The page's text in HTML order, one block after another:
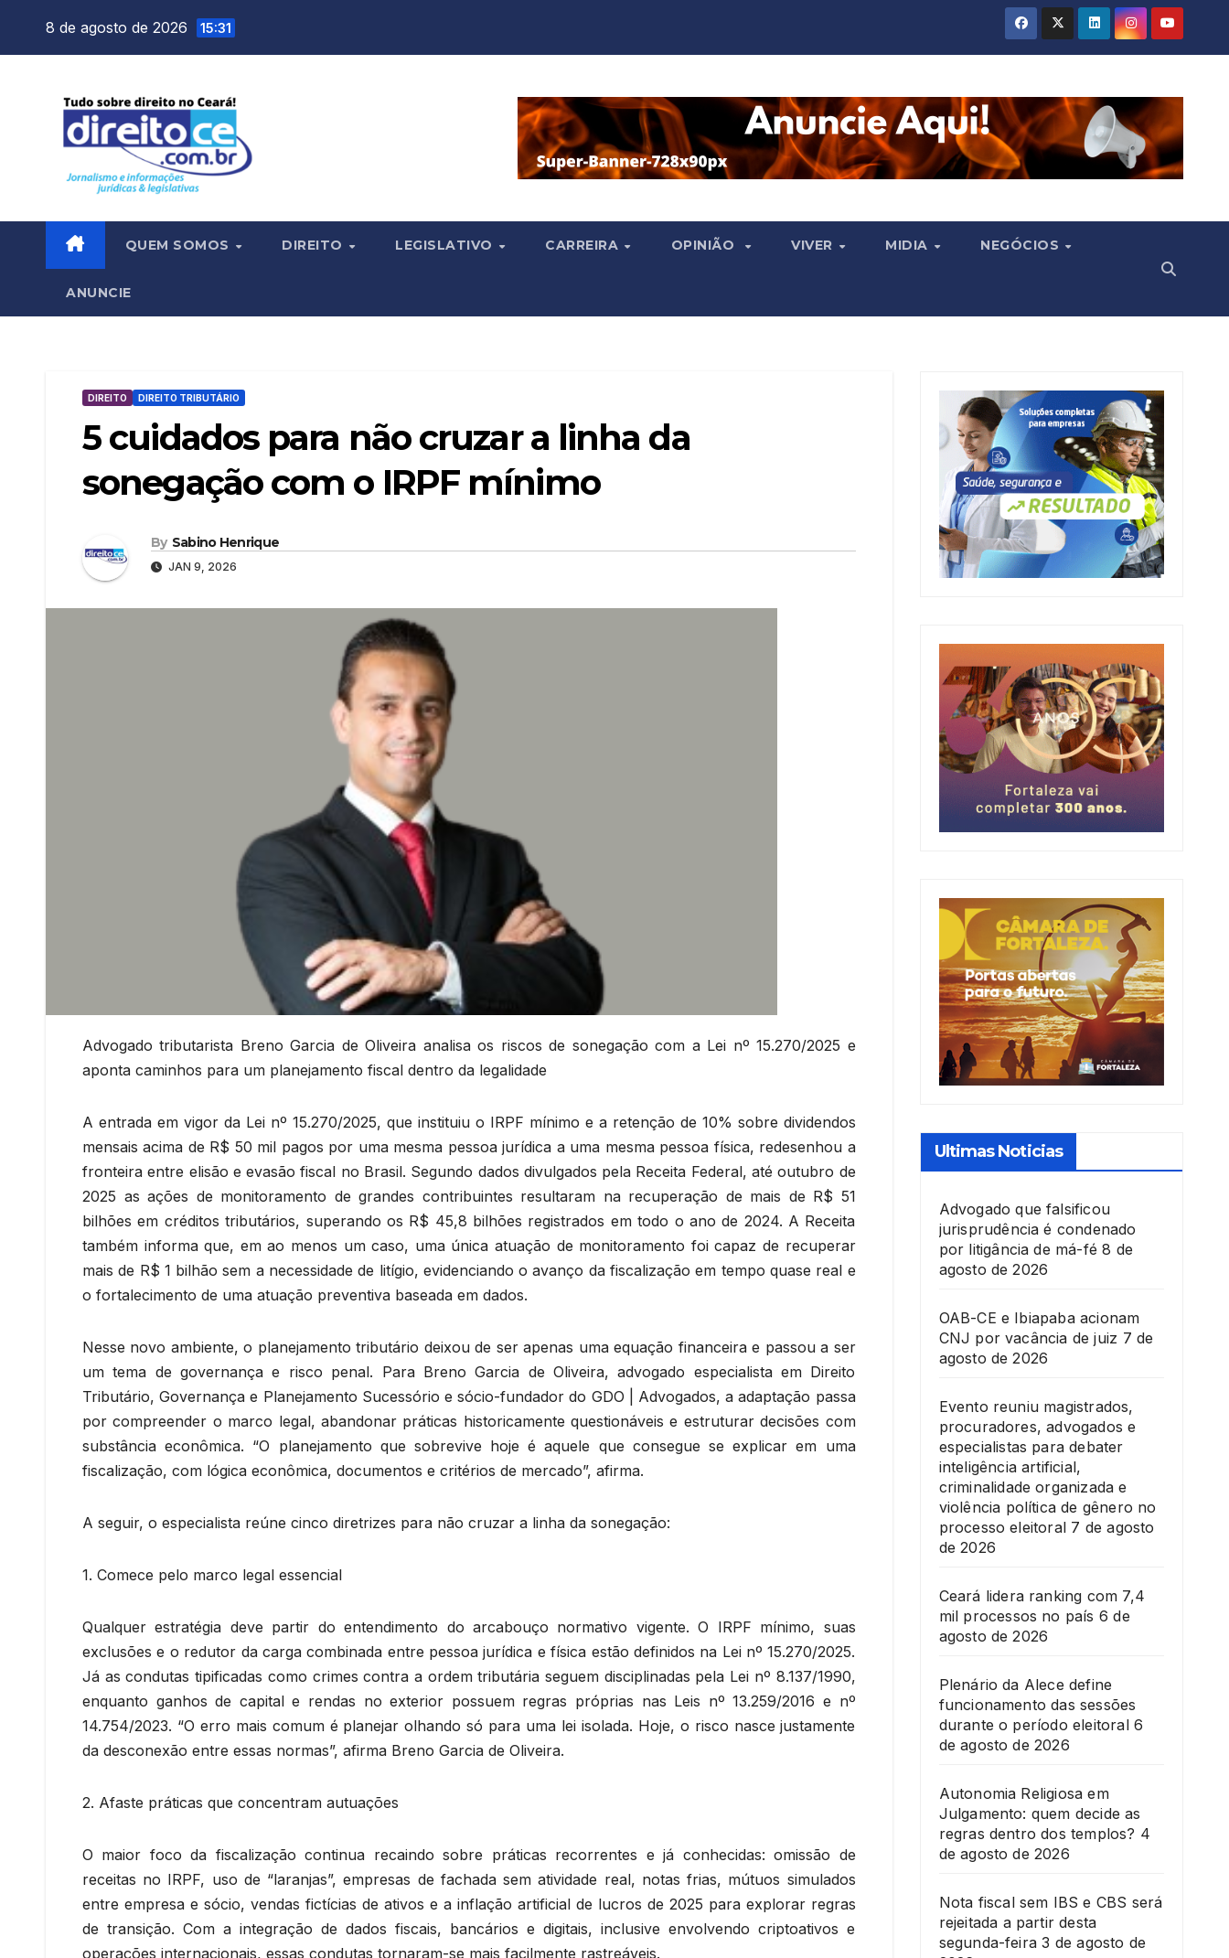
8 de agosto de 2026 15:31
QUEM SOMOS DIREITO LEGISLATIVO CARREIRA OPINIÃO VIVER MIDIA NEGÓCIOS
ANUNCIE
DIREITO DIREITO TRIBUTÁRIO
5 cuidados para não cruzar a linha da
sonegação com o IRPF mínimo
By Sabino Henrique
JAN 9, 2026
Advogado tributarista Breno Garcia de Oliveira analisa os riscos de sonegação com a Lei nº 15.270/2025 e
aponta caminhos para um planejamento fiscal dentro da legalidade
A entrada em vigor da Lei nº 15.270/2025, que instituiu o IRPF mínimo e a retenção de 10% sobre dividendos
mensais acima de R$ 50 mil pagos por uma mesma pessoa jurídica a uma mesma pessoa física, redesenhou a
fronteira entre elisão e evasão fiscal no Brasil. Segundo dados divulgados pela Receita Federal, até outubro de
2025 as ações de monitoramento de grandes contribuintes resultaram na recuperação de mais de R$ 51
bilhões em créditos tributários, superando os R$ 45,8 bilhões registrados em todo o ano de 2024. A Receita
também informa que, em ao menos um caso, uma única atuação de monitoramento foi capaz de recuperar
mais de R$ 1 bilhão sem a necessidade de litígio, evidenciando o avanço da fiscalização em tempo quase real e
o fortalecimento de uma atuação preventiva baseada em dados.
Nesse novo ambiente, o planejamento tributário deixou de ser apenas uma equação financeira e passou a ser
um tema de governança e risco penal. Para Breno Garcia de Oliveira, advogado especialista em Direito
Tributário, Governança e Planejamento Sucessório e sócio-fundador do GDO | Advogados, a adaptação passa
por compreender o marco legal, abandonar práticas historicamente questionáveis e estruturar decisões com
substância econômica. “O planejamento que sobrevive hoje é aquele que consegue se explicar em uma
fiscalização, com lógica econômica, documentos e critérios de mercado”, afirma.
A seguir, o especialista reúne cinco diretrizes para não cruzar a linha da sonegação:
1. Comece pelo marco legal essencial
Qualquer estratégia deve partir do entendimento do arcabouço normativo vigente. O IRPF mínimo, suas
exclusões e o redutor da carga combinada entre pessoa jurídica e física estão definidos na Lei nº 15.270/2025.
Já as condutas tipificadas como crimes contra a ordem tributária seguem disciplinadas pela Lei nº 8.137/1990,
enquanto ganhos de capital e rendas no exterior possuem regras próprias nas Leis nº 13.259/2016 e nº
14.754/2023. “O erro mais comum é planejar olhando só para uma lei isolada. Hoje, o risco nasce justamente
da desconexão entre essas normas”, afirma Breno Garcia de Oliveira.
2. Afaste práticas que concentram autuações
O maior foco da fiscalização continua recaindo sobre práticas recorrentes e já conhecidas: omissão de
receitas no IRPF, uso de “laranjas”, empresas de fachada sem atividade real, notas frias, mútuos simulados
entre empresa e sócio, vendas fictícias de ativos e a inflação artificial de lucros de 2025 para explorar regras
de transição. Com a integração de dados fiscais, bancários e digitais, inclusive envolvendo criptoativos e
operações internacionais, essas condutas tornaram-se mais facilmente rastreáveis.
Ultimas Noticias
Advogado que falsificou
jurisprudência é condenado
por litigância de má-fé 8 de
agosto de 2026
OAB-CE e Ibiapaba acionam
CNJ por vacância de juiz 7 de
agosto de 2026
Evento reuniu magistrados,
procuradores, advogados e
especialistas para debater
inteligência artificial,
criminalidade organizada e
violência política de gênero no
processo eleitoral 7 de agosto
de 2026
Ceará lidera ranking com 7,4
mil processos no país 6 de
agosto de 2026
Plenário da Alece define
funcionamento das sessões
durante o período eleitoral 6
de agosto de 2026
Autonomia Religiosa em
Julgamento: quem decide as
regras dentro dos templos? 4
de agosto de 2026
Nota fiscal sem IBS e CBS será
rejeitada a partir desta
segunda-feira 3 de agosto de